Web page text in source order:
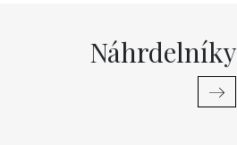
Náhrdelníky